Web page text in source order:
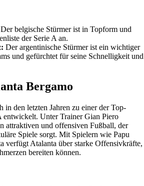
Der belgische Stürmer ist in Topform und
der Serie A an.
Der argentinische Stürmer ist ein wichtiger
und gefürchtet für seine Schnelligkeit und
Bergamo
in den letzten Jahren zu einer der Top-
entwickelt. Unter Trainer Gian Piero
attraktiven und offensiven Fußball, der
Spiele sorgt. Mit Spielern wie Papu
verfügt Atalanta über starke Offensivkräfte,
bereiten können.